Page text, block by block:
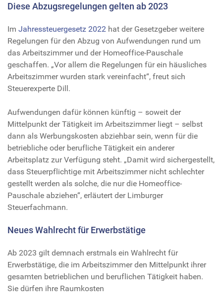
Diese Abzugsregelungen gelten ab 2023
Im Jahressteuergesetz 2022 hat der Gesetzgeber weitere
Regelungen für den Abzug von Aufwendungen rund um
das Arbeitszimmer und der Homeoffice-Pauschale
geschaffen. „Vor allem die Regelungen für ein häusliches
Arbeitszimmer wurden stark vereinfacht“, freut sich
Steuerexperte Dill.
Aufwendungen dafür können künftig – soweit der
Mittelpunkt der Tätigkeit im Arbeitszimmer liegt – selbst
dann als Werbungskosten abziehbar sein, wenn für die
betriebliche oder berufliche Tätigkeit ein anderer
Arbeitsplatz zur Verfügung steht. „Damit wird sichergestellt,
dass Steuerpflichtige mit Arbeitszimmer nicht schlechter
gestellt werden als solche, die nur die Homeoffice-
Pauschale abziehen“, erläutert der Limburger
Steuerfachmann.
Neues Wahlrecht für Erwerbstätige
Ab 2023 gilt demnach erstmals ein Wahlrecht für
Erwerbstätige, die im Arbeitszimmer den Mittelpunkt ihrer
gesamten betrieblichen und beruflichen Tätigkeit haben.
Sie dürfen ihre Raumkosten